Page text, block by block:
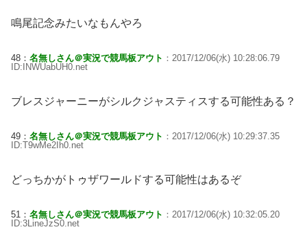
鳴尾記念みたいなもんやろ
48： 名無しさん＠実況で競馬板アウト ：2017/12/06(水) 10:28:06.79
ID:INWUabUH0.net
ブレスジャーニーがシルクジャスティスする可能性ある？
49： 名無しさん＠実況で競馬板アウト ：2017/12/06(水) 10:29:37.35
ID:T9wMe2Ih0.net
どっちかがトゥザワールドする可能性はあるぞ
51： 名無しさん＠実況で競馬板アウト ：2017/12/06(水) 10:32:05.20
ID:3LineJzS0.net